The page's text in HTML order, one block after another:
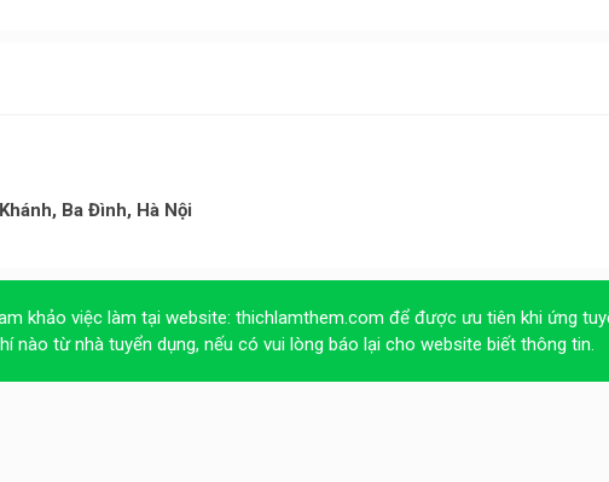
Ba Đình, Hà Nội
khảo việc làm tại website: thichlamthem.com để được ưu tiên khi ứng
nào từ nhà tuyển dụng, nếu có vui lòng báo lại cho website biết thông tin.